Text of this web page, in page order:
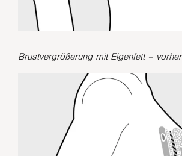
Brustvergrößerung mit Eigenfett – vorher